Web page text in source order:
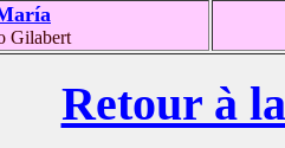
Gilabert
Retour à